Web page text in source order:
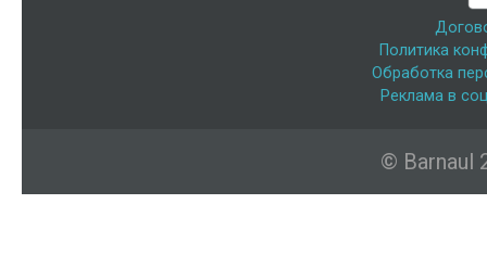
Политика
Обработка
Реклама в
© Barnaul